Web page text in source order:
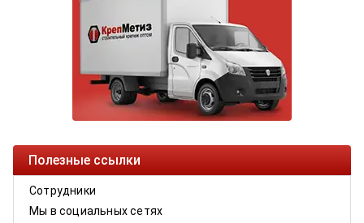
Полезные ссылки
Сотрудники
Мы в социальных сетях